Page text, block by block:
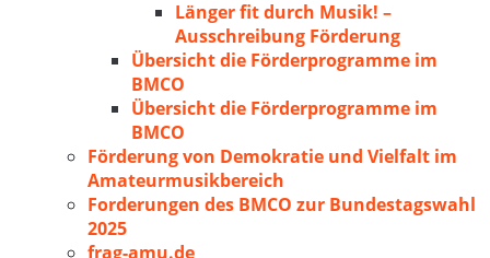
Länger fit durch Musik! –
Ausschreibung Förderung
Übersicht die Förderprogramme im
BMCO
Übersicht die Förderprogramme im
BMCO
Förderung von Demokratie und Vielfalt im
Amateurmusikbereich
Forderungen des BMCO zur Bundestagswahl
2025
frag-amu.de